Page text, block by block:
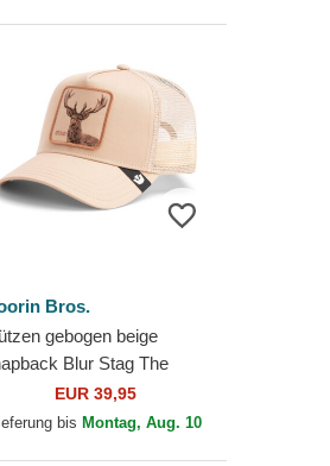
Bros.
gebogen beige
Blur Stag The
Goorin Bros.
EUR 39,95
bis Montag, Aug. 10